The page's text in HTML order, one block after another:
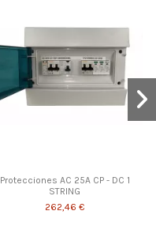
Protecciones AC 25A CP - DC 1
STRING
262,46 €